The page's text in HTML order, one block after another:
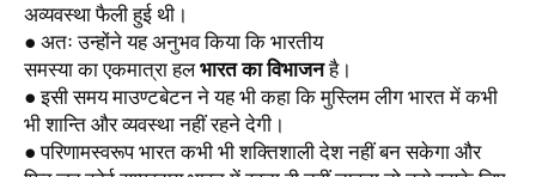
अव्यवस्था फैली हुई थी।
● अतः उन्होंने यह अनुभव किया कि भारतीय
समस्या का एकमात्रा हल भारत का विभाजन है।
● इसी समय माउण्टबेटन ने यह भी कहा कि मुस्लिम लीग भारत में कभी
भी शान्ति और व्यवस्था नहीं रहने देगी।
● परिणामस्वरूप भारत कभी भी शक्तिशाली देश नहीं बन सकेगा और